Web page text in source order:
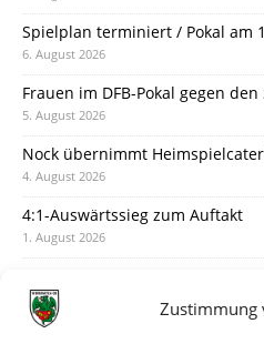
Zustimmung
Spielplan terminiert / Pokal am
6. August 2026
Frauen im DFB-Pokal gegen den
5. August 2026
Nock übernimmt
4. August 2026
4:1-Auswärtssieg zum Auftakt
1. August 2026
31. Juli 2026